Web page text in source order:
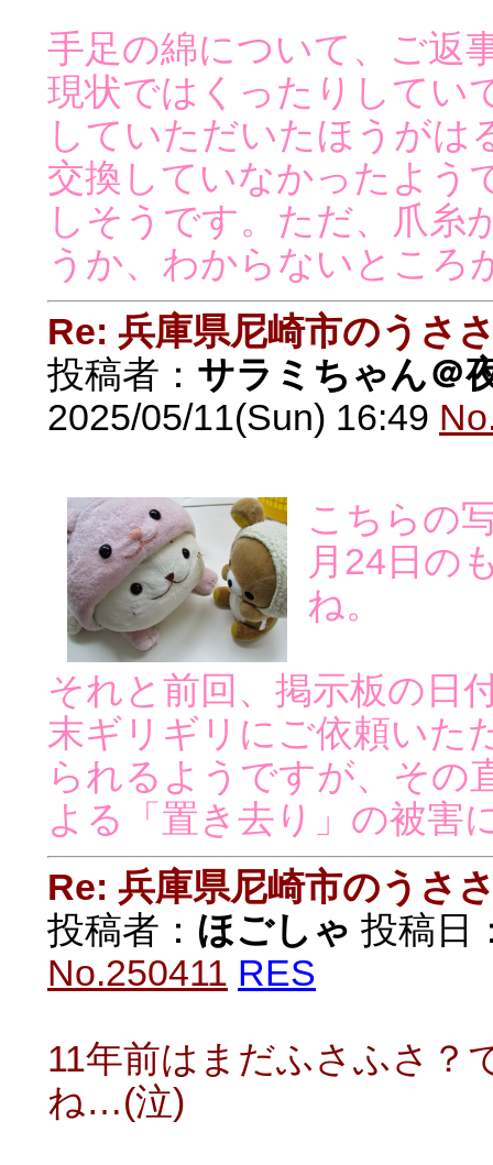
手足の綿について、ご返
現状ではくったりしてい
していただいたほうがは
交換していなかったよう
しそうです。ただ、爪糸
うか、わからないところ
Re: 兵庫県尼崎市のうさ
投稿者： サラミちゃん＠
2025/05/11(Sun) 16:49
こちらの
月24日の
ね。
それと前回、掲示板の日
末ギリギリにご依頼いた
られるようですが、その
よる「置き去り」の被害
Re: 兵庫県尼崎市のうさ
投稿者： ほごしゃ 投稿日
No.250411 RES
11年前はまだふさふさ？
ね…(泣)